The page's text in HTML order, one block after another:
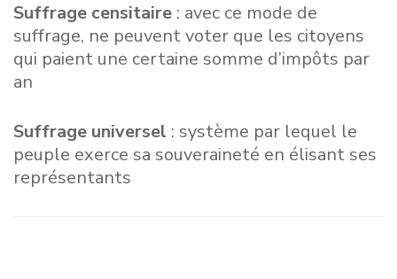
Suffrage censitaire : avec ce mode de
suffrage, ne peuvent voter que les citoyens
qui paient une certaine somme d’impôts par
an
Suffrage universel : système par lequel le
peuple exerce sa souveraineté en élisant ses
représentants